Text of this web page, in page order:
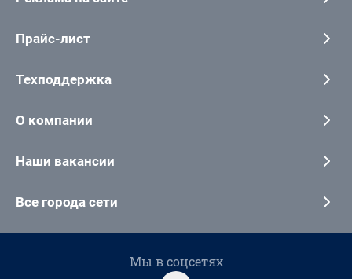
Прайс-лист
Техподдержка
О компании
Наши вакансии
Все города сети
Мы в соцсетях